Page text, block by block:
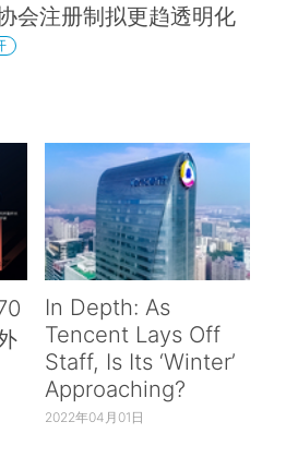
会注册制拟更趋透明化
In Depth: As
Tencent Lays Off
Staff, Is Its ‘Winter’
Approaching?
2022年04月01日